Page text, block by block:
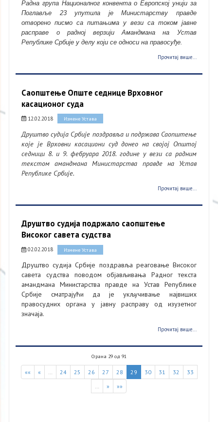
Радна група Националног конвента о Европској унији за
Поглавље 23 упутила је Министарству правде
отворено писмо са питањима у вези са током јавне
расправе о радној верзији Амандмана на Устав
Републике Србије у делу који се односи на правосуђе.
Прочитај више...
Саопштење Опште седнице Врховног
касационог суда
12.02.2018 Измене Устава
Друштво судија Србије поздравља и подржава Саопштење
које је Врховни касациони суд донео на својој Општој
седници 8. и 9. фебруара 2018. године у вези са радним
текстом амандмана Министарства правде на Устав
Републике Србије.
Прочитај више...
Друштво судија подржало саопштење
Високог савета судства
02.02.2018 Измене Устава
Друштво судија Србије поздравља реаговање Високог
савета судства поводом објављивања Радног текста
амандмана Министарства правде на Устав Републике
Србије сматрајући да је укључивање највиших
правосудних органа у јавну расправу од изузетног
значаја.
Прочитај више...
Страна 29 од 91
«« « 24 25 26 27 28 29 30 31 32
33
» »»